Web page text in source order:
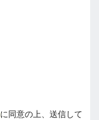
に同意の上、送信して